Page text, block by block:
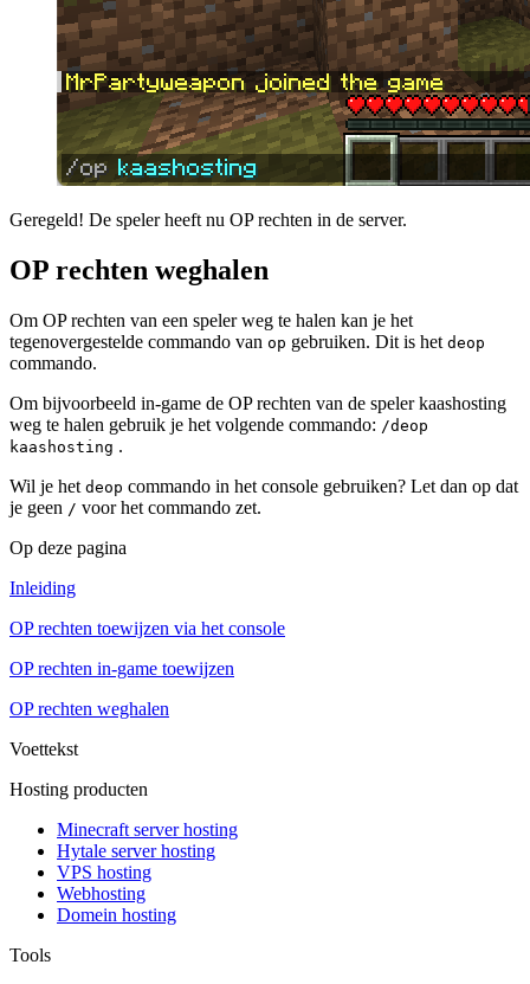
Geregeld! De speler heeft nu OP rechten in de server.
OP rechten weghalen
Om OP rechten van een speler weg te halen kan je het
tegenovergestelde commando van op gebruiken. Dit is het deop
commando.
Om bijvoorbeeld in-game de OP rechten van de speler kaashosting
weg te halen gebruik je het volgende commando: /deop
kaashosting .
Wil je het deop commando in het console gebruiken? Let dan op dat
je geen / voor het commando zet.
Op deze pagina
Inleiding
OP rechten toewijzen via het console
OP rechten in-game toewijzen
OP rechten weghalen
Voettekst
Hosting producten
Minecraft server hosting
Hytale server hosting
VPS hosting
Webhosting
Domein hosting
Tools